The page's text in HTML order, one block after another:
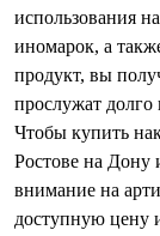
использования
иномарок, а
продукт, вы
прослужат долго
Чтобы купить
Ростове на Дону
внимание на
доступную цену